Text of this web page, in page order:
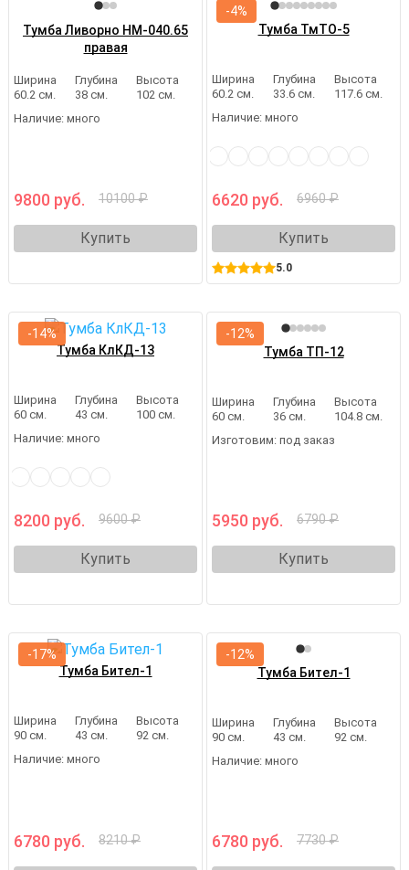
Тумба Ливорно НМ-040.65
правая
Ширина
60.2 см.
Глубина
38 см.
Высота
102 см.
Наличие: много
9800 руб. 10100 ₽
Купить
Тумба ТмТО-5
Ширина
60.2 см.
Глубина
33.6 см.
Высота
117.6 см.
Наличие: много
6620 руб. 6960 ₽
Купить
5.0
-4%
Тумба КлКД-13
Ширина
60 см.
Глубина
43 см.
Высота
100 см.
Наличие: много
8200 руб. 9600 ₽
Купить
-14%
Тумба ТП-12
Ширина
60 см.
Глубина
36 см.
Высота
104.8 см.
Изготовим: под заказ
5950 руб. 6790 ₽
Купить
-12%
Тумба Бител-1
Ширина
90 см.
Глубина
43 см.
Высота
92 см.
Наличие: много
6780 руб. 8210 ₽
-17%
Тумба Бител-1
Ширина
90 см.
Глубина
43 см.
Высота
92 см.
Наличие: много
6780 руб. 7730 ₽
-12%